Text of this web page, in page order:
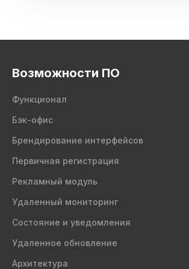
Возможности ПО
Функционал
Бэк-офис
Брендирование интерфейсов
Первичная регистрация
Рекламный модуль
Удаленный мониторинг
Состояние и уведомления
Удаленное обновление
Архитектура